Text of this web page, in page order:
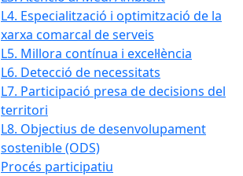
L4. Especialització i optimització de la
xarxa comarcal de serveis
L5. Millora contínua i excel·lència
L6. Detecció de necessitats
L7. Participació presa de decisions del
territori
L8. Objectius de desenvolupament
sostenible (ODS)
Procés participatiu